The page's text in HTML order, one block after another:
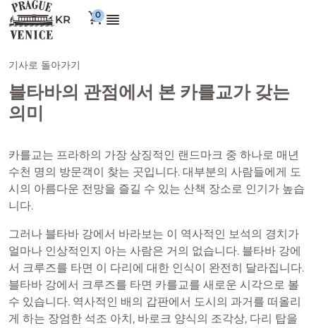
KR
기사로 돌아가기
블타바의 관점에서 본 카를교가 갖는
의미
카를교는 프라하의 가장 상징적인 랜드마크 중 하나로 매년
수천 명의 방문객이 찾는 곳입니다. 대부분의 사람들에게 도
시의 아름다운 전망을 즐길 수 있는 산책 장소로 인기가 높습
니다.
그러나 블타바 강에서 바라보는 이 역사적인 보석의 경치가
얼마나 인상적인지 아는 사람은 거의 없습니다. 블타바 강에
서 크루즈를 타면 이 다리에 대한 인식이 완전히 달라집니다.
블타바 강에서 크루즈를 타면 카를교를 새로운 시각으로 볼
수 있습니다. 역사적인 배의 갑판에서 도시의 과거를 떠올리
게 하는 장엄한 석조 아치, 바로크 양식의 조각상, 다리 탑을